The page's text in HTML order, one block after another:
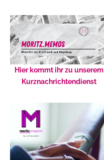
Hier kommt ihr zu unserem
Kurznachrichtendienst